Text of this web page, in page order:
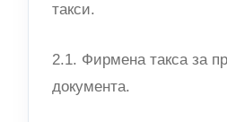
такси.
2.1. Фирмена такса за
документа.